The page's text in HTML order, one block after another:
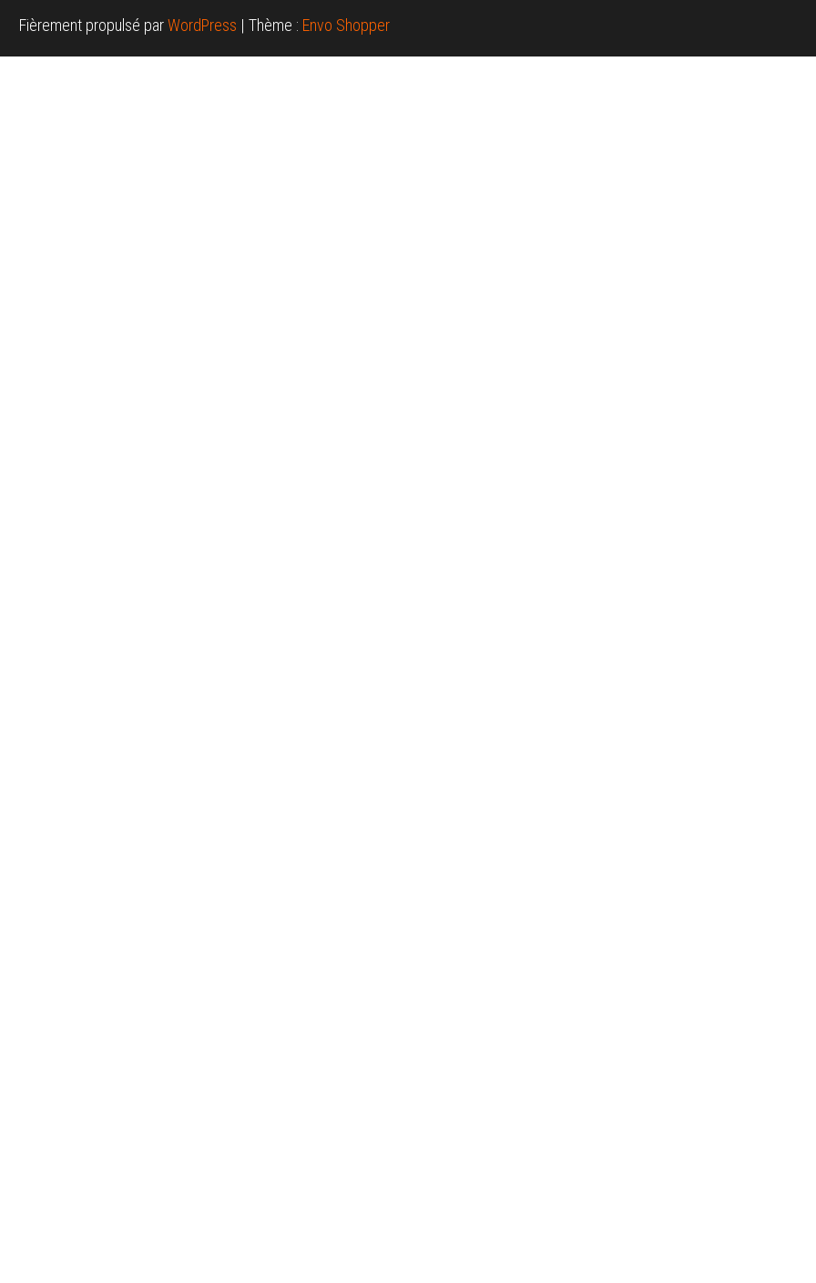
Fièrement propulsé parWordPress | Thème : Envo Shopper